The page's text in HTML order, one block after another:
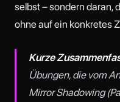
selbst – sondern daran,
ohne auf ein konkretes
Kurze
Übungen, die vom
Mirror Shadowing